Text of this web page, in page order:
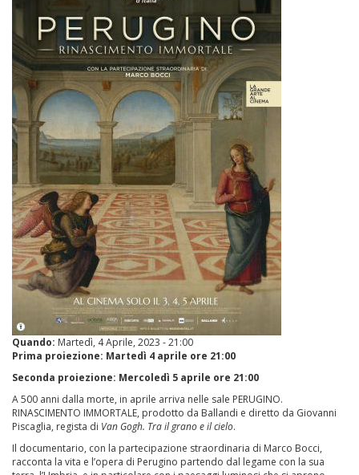
Quando: Martedì, 4 Aprile, 2023 - 21:00
Prima proiezione: Martedì 4 aprile ore 21:00
Seconda proiezione: Mercoledì 5 aprile ore 21:00
A 500 anni dalla morte, in aprile arriva nelle sale PERUGINO.
RINASCIMENTO IMMORTALE, prodotto da Ballandi e diretto da Giovanni
Piscaglia, regista di Van Gogh. Tra il grano e il cielo.
Il documentario, con la partecipazione straordinaria di Marco Bocci,
racconta la vita e l’opera di Perugino partendo dal legame con la sua